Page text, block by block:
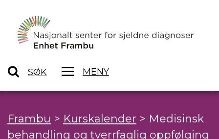
SØK MENY
Frambu > Kurskalender > Medisinsk
behandling og tverrfaglig oppfølging